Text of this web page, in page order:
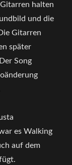
halten
und die
Gitarren
später
Song
es Walking
auf dem